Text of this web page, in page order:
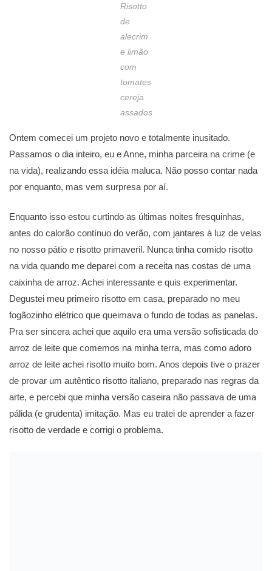
Risotto
de
alecrim
e limão
com
tomates
cereja
assados
Ontem comecei um projeto novo e totalmente inusitado.
Passamos o dia inteiro, eu e Anne, minha parceira na crime (e
na vida), realizando essa idéia maluca. Não posso contar nada
por enquanto, mas vem surpresa por aí.
Enquanto isso estou curtindo as últimas noites fresquinhas,
antes do calorão contínuo do verão, com jantares à luz de velas
no nosso pátio e risotto primaveril. Nunca tinha comido risotto
na vida quando me deparei com a receita nas costas de uma
caixinha de arroz. Achei interessante e quis experimentar.
Degustei meu primeiro risotto em casa, preparado no meu
fogãozinho elétrico que queimava o fundo de todas as panelas.
Pra ser sincera achei que aquilo era uma versão sofisticada do
arroz de leite que comemos na minha terra, mas como adoro
arroz de leite achei risotto muito bom. Anos depois tive o prazer
de provar um autêntico risotto italiano, preparado nas regras da
arte, e percebi que minha versão caseira não passava de uma
pálida (e grudenta) imitação. Mas eu tratei de aprender a fazer
risotto de verdade e corrigi o problema.